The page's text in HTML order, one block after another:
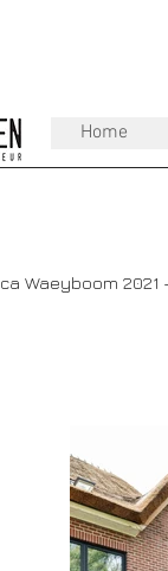
Home
Waeyboom 2021